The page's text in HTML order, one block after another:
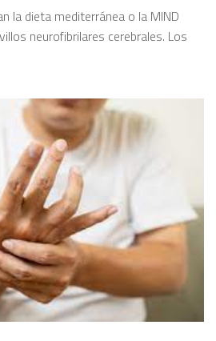
la dieta mediterránea o la MIND
neurofibrilares cerebrales. Los